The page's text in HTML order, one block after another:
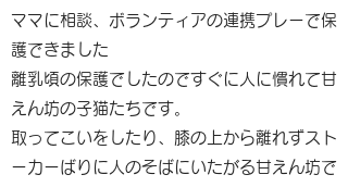
ママに相談、ボランティアの連携プレーで保
護できました
離乳頃の保護でしたのですぐに人に慣れて甘
えん坊の子猫たちです。
取ってこいをしたり、膝の上から離れずスト
ーカーばりに人のそばにいたがる甘えん坊で